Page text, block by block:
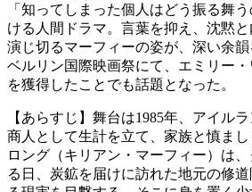
「知ってしまった個人はどう振る舞
ける人間ドラマ。言葉を抑え、沈黙
演じ切るマーフィーの姿が、深い余
ベルリン国際映画祭にて、エミリー
を獲得したことでも話題となった。
【あらすじ】舞台は1985年、アイル
商人として生計を立て、家族と慎ま
ロング（キリアン・マーフィー）は
る日、炭鉱を届けに訪れた地元の修